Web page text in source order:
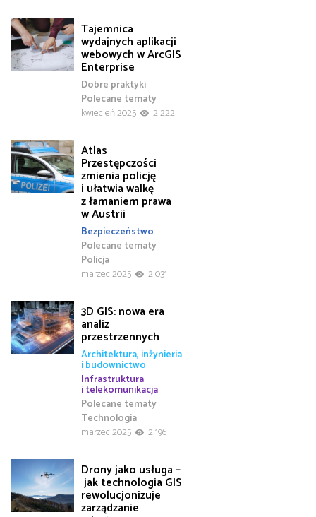
Tajemnica
wydajnych aplikacji
webowych w ArcGIS
Enterprise
Dobre praktyki
Polecane tematy
kwiecień 2025
2 222
Atlas
Przestępczości
zmienia policję
i ułatwia walkę
z łamaniem prawa
w Austrii
Bezpieczeństwo
Polecane tematy
Policja
marzec 2025
2 031
3D GIS: nowa era
analiz
przestrzennych
Architektura, inżynieria
i budownictwo
Infrastruktura
i telekomunikacja
Polecane tematy
Technologia
marzec 2025
2 196
Drony jako usługa –
jak technologia GIS
rewolucjonizuje
zarządzanie